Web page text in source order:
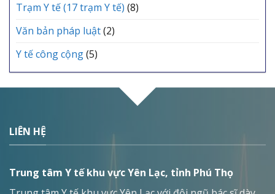
Trạm Y tế (17 trạm Y tế) (8)
Văn bản pháp luật(2)
Y tế công cộng(5)
LIÊN HỆ
Trung tâm Y tế khu vực Yên Lạc, tỉnh Phú Thọ